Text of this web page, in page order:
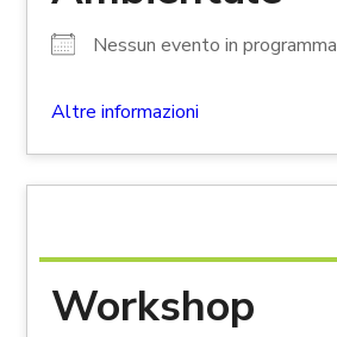
Nessun evento in programma
Altre informazioni
Workshop